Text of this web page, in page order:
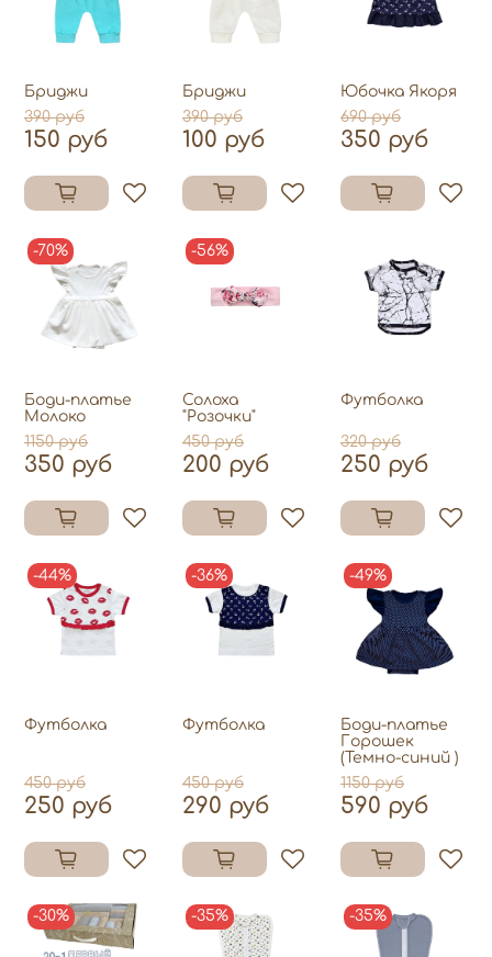
Бриджи
390 руб
150 руб
Бриджи
390 руб
100 руб
Юбочка Якоря
690 руб
350 руб
-70%
Боди-платье
Молоко
1150 руб
350 руб
-56%
Солоха
"Розочки"
450 руб
200 руб
Футболка
320 руб
250 руб
-44%
Футболка
450 руб
250 руб
-36%
Футболка
450 руб
290 руб
-49%
Боди-платье
Горошек
(Темно-синий )
1150 руб
590 руб
-30% -35% -35%